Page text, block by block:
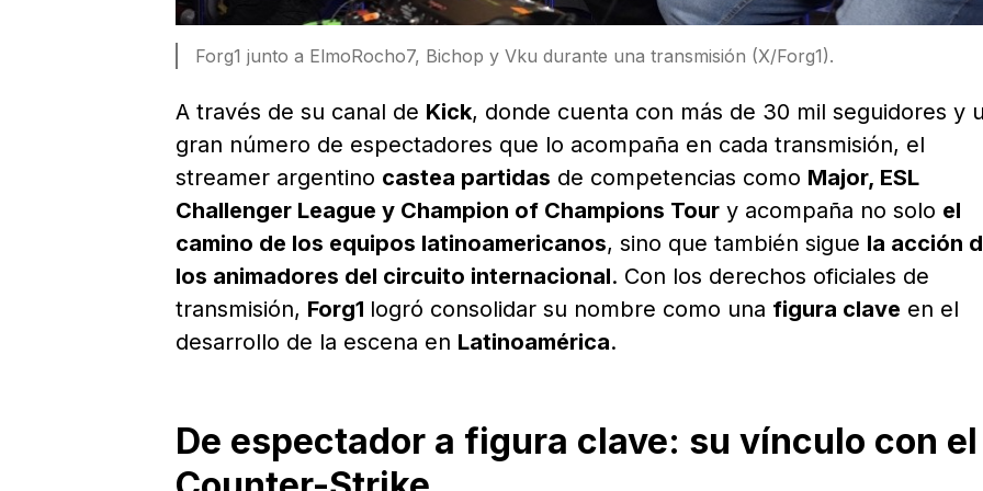
Forg1 junto a ElmoRocho7, Bichop y Vku durante una transmisión (X/Forg1).
A través de su canal de Kick, donde cuenta con más de 30 mil seguidores y
gran número de espectadores que lo acompaña en cada transmisión, el
streamer argentino castea partidas de competencias como Major, ESL
Challenger League y Champion of Champions Tour y acompaña no solo el
camino de los equipos latinoamericanos, sino que también sigue la acción
los animadores del circuito internacional. Con los derechos oficiales de
transmisión, Forg1 logró consolidar su nombre como una figura clave en el
desarrollo de la escena en Latinoamérica.
De espectador a figura clave: su vínculo con el